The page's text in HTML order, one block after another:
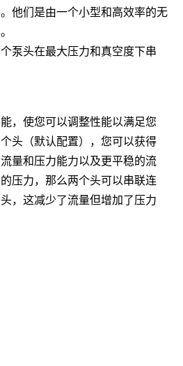
他们是由一个小型和高效率的无
泵头在最大压力和真空度下串
，使您可以调整性能以满足您
头（默认配置），您可以获得
量和压力能力以及更平稳的流
压力，那么两个头可以串联连
，这减少了流量但增加了压力